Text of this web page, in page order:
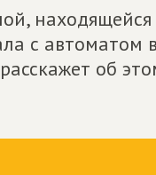
с автоматом
об